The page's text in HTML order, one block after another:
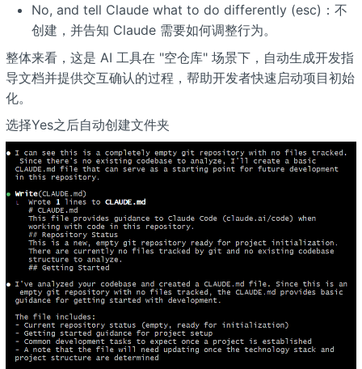
No, and tell Claude what to do differently (esc)：不
创建，并告知 Claude 需要如何调整行为。
整体来看，这是 AI 工具在 "空仓库" 场景下，自动生成开发指
导文档并提供交互确认的过程，帮助开发者快速启动项目初始
化。
选择Yes之后自动创建文件夹